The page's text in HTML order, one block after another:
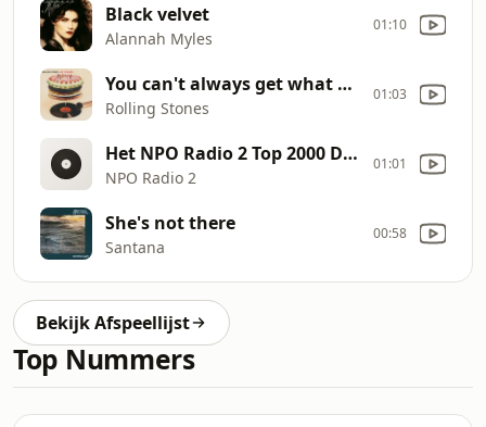
Black velvet
Alannah Myles
01:10
You can't always get what you want
Rolling Stones
01:03
Het NPO Radio 2 Top 2000 Dossier
NPO Radio 2
01:01
She's not there
Santana
00:58
Bekijk Afspeellijst
Top Nummers